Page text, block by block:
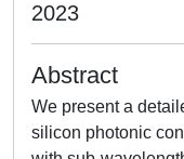
2023
Abstract
We present a
silicon photonic